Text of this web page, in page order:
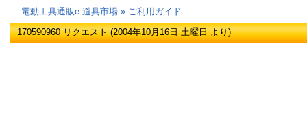
電動工具通販e-道具市場 » ご利用ガイド
170590960 リクエスト (2004年10月16日 土曜日 より)